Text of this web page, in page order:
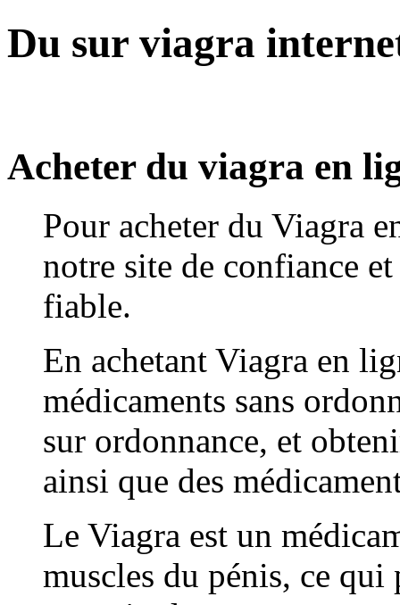
Du sur viagra
Acheter du viagra en
Pour acheter du Viagra
notre site de confiance
fiable.
En achetant Viagra en
médicaments sans
sur ordonnance, et
ainsi que des
Le Viagra est un
muscles du pénis, ce